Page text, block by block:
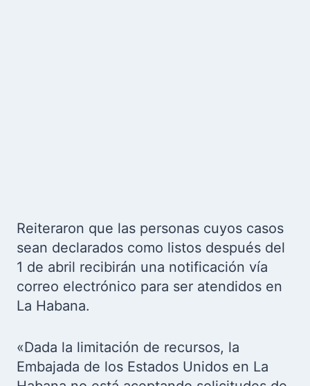
Reiteraron que las personas cuyos casos
sean declarados como listos después del
1 de abril recibirán una notificación vía
correo electrónico para ser atendidos en
La Habana.
«Dada la limitación de recursos, la
Embajada de los Estados Unidos en La